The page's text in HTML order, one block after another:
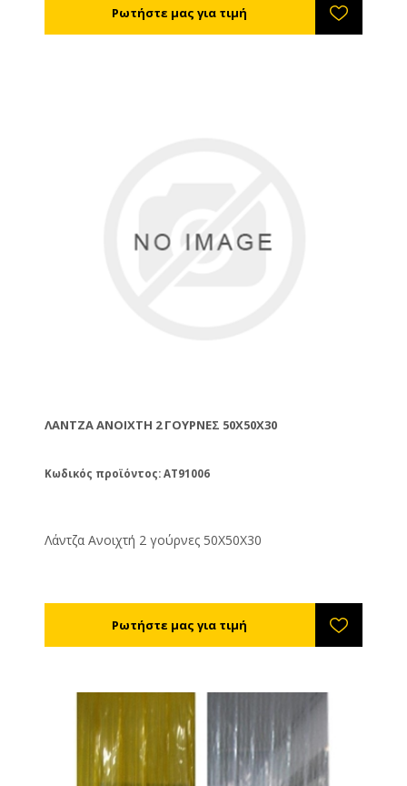
ΛΆΝΤΖΑ ΑΝΟΙΧΤΉ 2 ΓΟΎΡΝΕΣ 50Χ50Χ30
Κωδικός προϊόντος: AT91006
Λάντζα Ανοιχτή 2 γούρνες 50Χ50Χ30